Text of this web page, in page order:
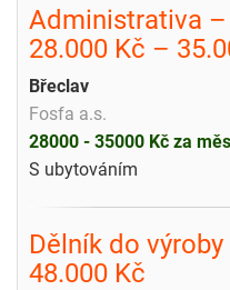
Administrativa
28.000 Kč –
Břeclav
Fosfa a.s.
28000 - 35000 Kč za
S ubytováním
Dělník do
48.000 Kč